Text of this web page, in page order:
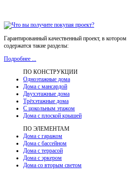
Гарантированный качественный проект, в котором
содержатся такие разделы:
Подробнее ...
ПО КОНСТРУКЦИИ
Одноэтажные дома
Дома с мансардой
Двухэтажные дома
Трёхэтажные дома
С цокольным этажом
Дома с плоской крышей
ПО ЭЛЕМЕНТАМ
Дома с гаражом
Дома с бассейном
Дома с террасой
Дома с эркером
Дома со вторым светом